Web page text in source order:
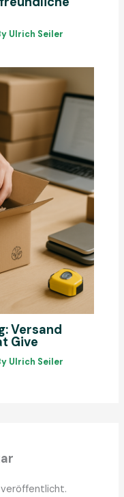
Ulrich Seiler
Versand
Give
Ulrich Seiler